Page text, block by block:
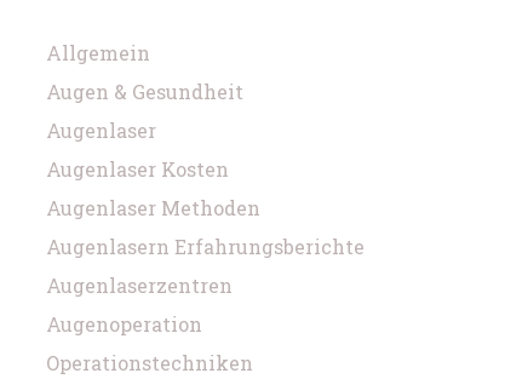
Allgemein
Augen & Gesundheit
Augenlaser
Augenlaser Kosten
Augenlaser Methoden
Augenlasern Erfahrungsberichte
Augenlaserzentren
Augenoperation
Operationstechniken